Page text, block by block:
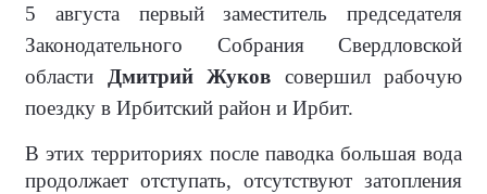
5 августа первый заместитель председателя
Законодательного Собрания Свердловской
области
Дмитрий Жуков совершил рабочую
поездку в Ирбитский район и Ирбит.
В этих территориях после паводка большая вода
продолжает отступать, отсутствуют затопления